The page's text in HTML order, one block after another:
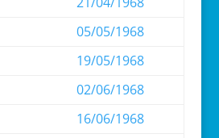
05/05/1968
19/05/1968
02/06/1968
16/06/1968